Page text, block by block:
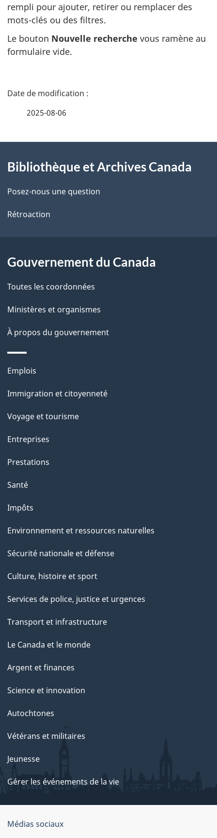
rempli pour ajouter, retirer ou remplacer des
mots-clés ou des filtres.
Le bouton Nouvelle recherche vous ramène au
formulaire vide.
D
i
l
s
e
p
a
2025-08-06
propos
de
ce
Bibliothèque et Archives Canada
Posez-nous une question
Rétroaction
Gouvernement du Canada
Toutes les coordonnées
Ministères et organismes
À propos du gouvernement
Thèmes
sujets
Emplois
Immigration et citoyenneté
Voyage et tourisme
Entreprises
Prestations
Santé
Impôts
Environnement et ressources naturelles
Sécurité nationale et défense
Culture, histoire et sport
Services de police, justice et urgences
Transport et infrastructure
Le Canada et le monde
Argent et finances
Science et innovation
Autochtones
Vétérans et militaires
Jeunesse
Gérer les événements de la vie
Organisation
Médias sociaux